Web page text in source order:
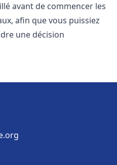
avant de commencer les
afin que vous puissiez
une décision